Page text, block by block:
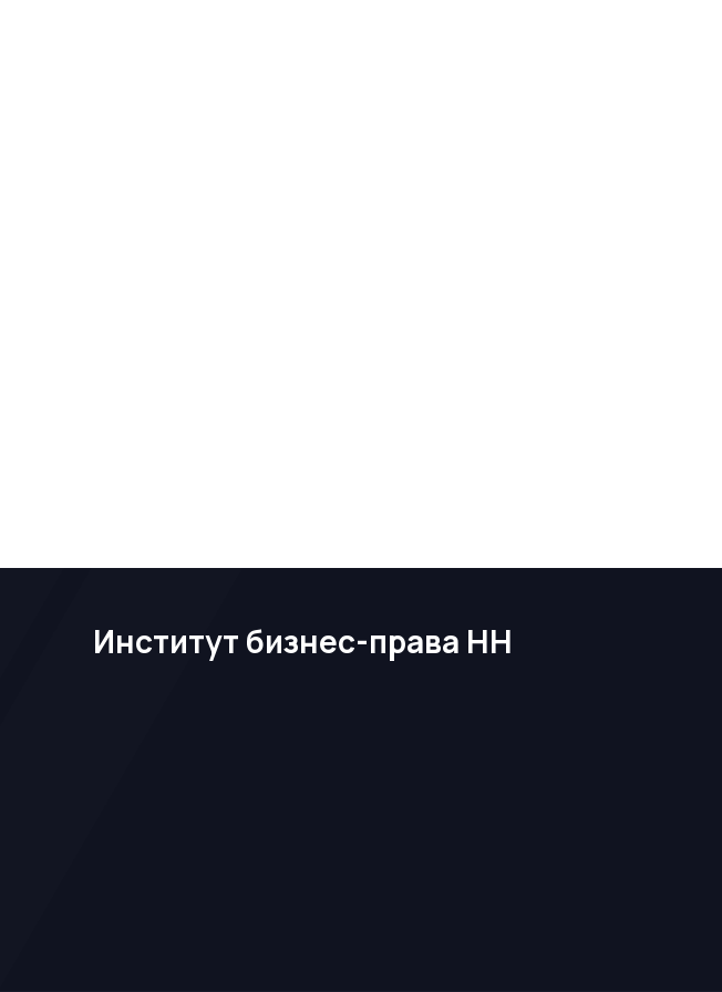
Институт бизнес-права НН